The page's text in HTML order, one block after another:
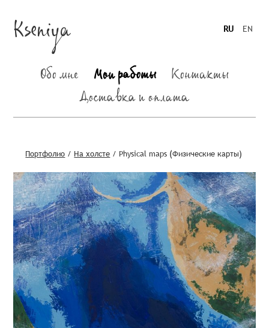
Kseniya RU EN
Обо мне Мои работы Контакты
Доставка и оплата
Портфолио / На холсте / Physical maps (Физические карты)